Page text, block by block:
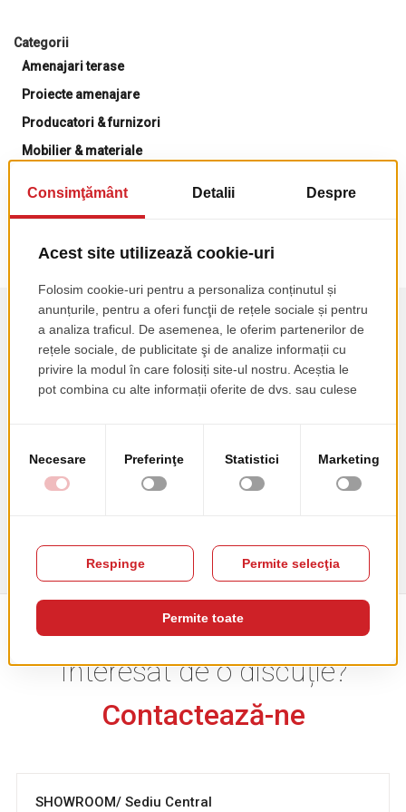
Categorii
Amenajari terase
Proiecte amenajare
Producatori & furnizori
Mobilier & materiale
Ebook gratuit
Abonează-te la newsletter și primești ebookul: "10 lucruri
ABONARE
HORECA. VeziPolitica de confidențialitate
Interesat de o discuție?
Contactează-ne
SHOWROOM/ Sediu Central